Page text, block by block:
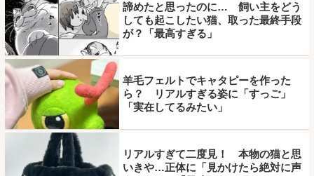
諦めたと思ったのに… 飼い主をどう
しても起こしたい猫、取った最終手段
が？「最高すぎる」
羊毛フェルトでキャタピーを作った
ら？ リアルすぎる姿に「すっご」
「実在してるみたい」
リアルすぎて二度見！ 本物の猫と思
いきや…正体に「見かけたら絶対に声